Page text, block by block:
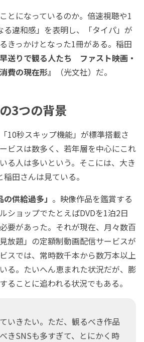
とになっているのか。倍速視聴や1
違和感」を表明し、「タイパ」が
きっかけとなった1冊がある。稲田
早送りで観る人たち ファスト映画・
費の現在形』
（光文社）だ。
3つの背景
10秒スキップ機能」が標準搭載さ
ビスは数多く、若年層を中心にこれ
る人は多いという。そこには、大き
田さんは見ている。
の供給過多」 。映像作品を鑑賞する
ショップでたとえばDVDを1泊2日
要があった。それが現在、月々数百
放題」の定額制動画配信サービスが
スでは、常時数千本から数万本以上
る。たいへん恵まれた状況だが、膨
ることに追われる状況でもある。
いきたい。ただ、観るべき作品
きSNSも多すぎて、とにかく時